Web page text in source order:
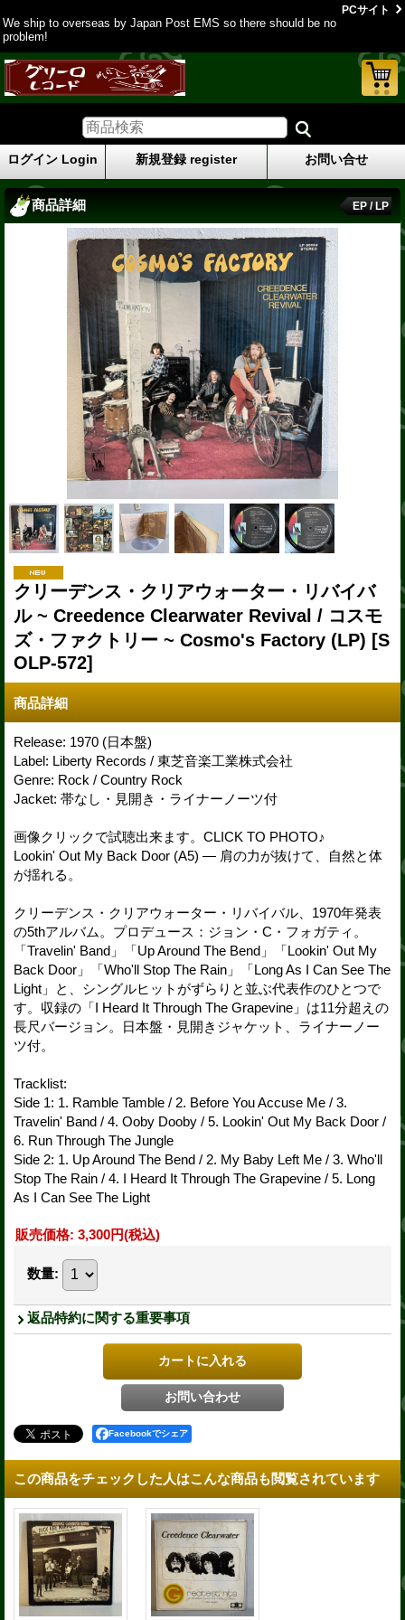
We ship to overseas by Japan Post EMS so there should be no
problem!
PCサイト
ログイン Login 新規登録 register お問い合せ
商品詳細 EP / LP
クリーデンス・クリアウォーター・リバイバ
ル ~ Creedence Clearwater Revival / コスモ
ズ・ファクトリー ~ Cosmo's Factory (LP) [S
OLP-572]
商品詳細
Release: 1970 (日本盤)
Label: Liberty Records / 東芝音楽工業株式会社
Genre: Rock / Country Rock
Jacket: 帯なし・見開き・ライナーノーツ付
画像クリックで試聴出来ます。CLICK TO PHOTO♪
Lookin' Out My Back Door (A5) — 肩の力が抜けて、自然と体
が揺れる。
クリーデンス・クリアウォーター・リバイバル、1970年発表
の5thアルバム。プロデュース：ジョン・C・フォガティ。
「Travelin' Band」「Up Around The Bend」「Lookin' Out My
Back Door」「Who'll Stop The Rain」「Long As I Can See The
Light」と、シングルヒットがずらりと並ぶ代表作のひとつで
す。収録の「I Heard It Through The Grapevine」は11分超えの
長尺バージョン。日本盤・見開きジャケット、ライナーノー
ツ付。
Tracklist:
Side 1: 1. Ramble Tamble / 2. Before You Accuse Me / 3.
Travelin' Band / 4. Ooby Dooby / 5. Lookin' Out My Back Door /
6. Run Through The Jungle
Side 2: 1. Up Around The Bend / 2. My Baby Left Me / 3. Who'll
Stop The Rain / 4. I Heard It Through The Grapevine / 5. Long
As I Can See The Light
販売価格: 3,300円(税込)
数量:
返品特約に関する重要事項
Facebookでシェア
この商品をチェックした人はこんな商品も閲覧されています